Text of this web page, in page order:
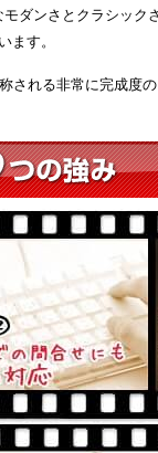
ダンさとクラシック
ます。
される非常に完成度の